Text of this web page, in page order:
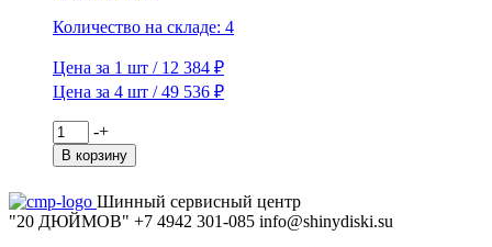
Количество на складе: 4
Цена за 1 шт / 12 384 ₽
Цена за 4 шт / 49 536 ₽
Количество
товара
Viatti
95T
Brina
-+
В корзину
Шинный сервисный центр
"20 ДЮЙМОВ" +7 4942 301-085 info@shinydiski.su